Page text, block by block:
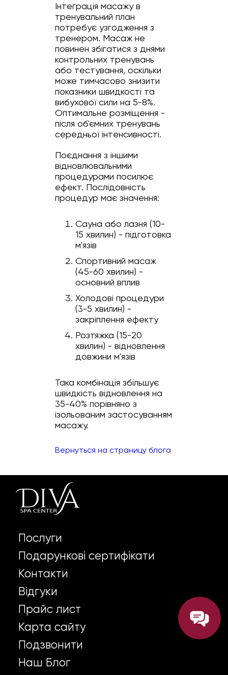
Інтеграція масажу в
тренувальний план
потребує узгодження з
тренером. Масаж не
повинен збігатися з днями
контрольних тренувань
або тестування, оскільки
може тимчасово знизити
показники швидкості та
вибухової сили на 5-8%.
Оптимальне розміщення -
після об'ємних тренувань
середньої інтенсивності.
Поєднання з іншими
відновлювальними
процедурами посилює
ефект. Послідовність
процедур має значення:
Сауна або лазня (10-
15 хвилин) - підготовка
м'язів
Спортивний масаж
(45-60 хвилин) -
основний вплив
Холодові процедури
(3-5 хвилин) -
закріплення ефекту
Розтяжка (15-20
хвилин) - відновлення
довжини м'язів
Така комбінація збільшує
швидкість відновлення на
35-40% порівняно з
ізольованим застосуванням
масажу.
Вернуться на страницу блога
Послуги
Подарункові сертифікати
Контакти
Відгуки
Прайс лист
Карта сайту
Подзвонити
Наш Блог